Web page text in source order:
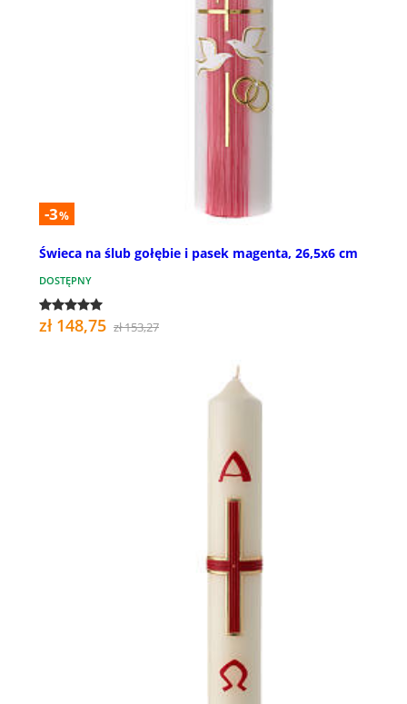
-3%
Świeca na ślub gołębie i pasek magenta, 26,5x6 cm
DOSTĘPNY
zł 148,75 zł 153,27